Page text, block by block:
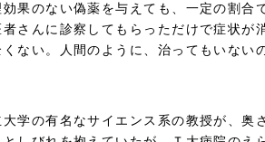
果のない偽薬を与えても、一定の割合
さんに診察してもらっただけで症状が
ない。人間のように、治ってもいない
学の有名なサイエンス系の教授が、奥